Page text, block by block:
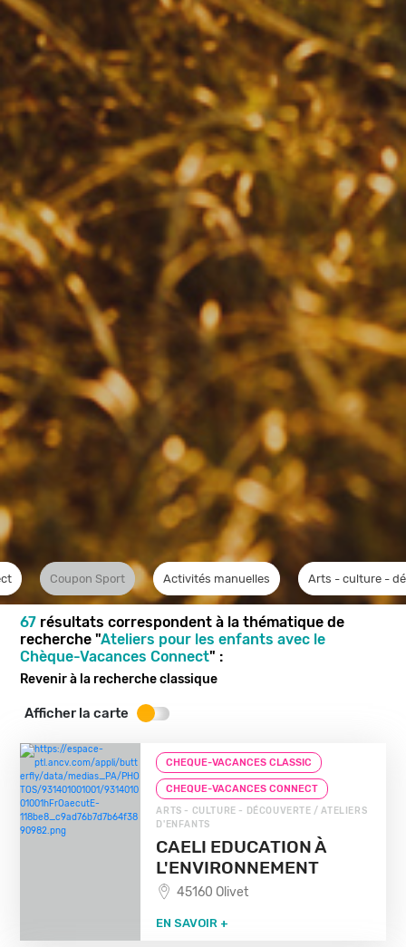
Coupon Sport Activités manuelles Arts - culture -
67 résultats correspondent à la thématique de
recherche "Ateliers pour les enfants avec le
Chèque-Vacances Connect" :
Revenir à la recherche classique
Afficher la carte
CHEQUE-VACANCES CLASSIC
CHEQUE-VACANCES CONNECT
ARTS - CULTURE - DÉCOUVERTE / ATELIERS
D'ENFANTS
CAELI EDUCATION À
L'ENVIRONNEMENT
45160 Olivet
EN SAVOIR +